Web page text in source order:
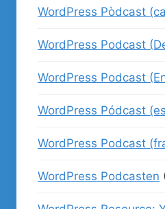
WordPress Pòdcast
WordPress Podcast
WordPress Podcast
WordPress Pódcast
WordPress Podcast
WordPress Podcasten